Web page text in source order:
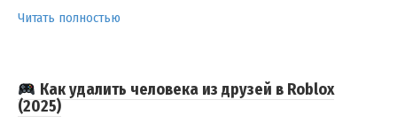
Читать полностью
Как удалить человека из друзей в Roblox
(2025)